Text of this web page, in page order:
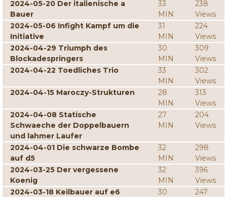
2024-05-20 Der italienische a
Bauer
33
MIN
238
Views
2024-05-06 Infight Kampf um die
Initiative
31
MIN
224
Views
2024-04-29 Triumph des
Blockadespringers
30
MIN
309
Views
2024-04-22 Toedliches Trio
33
MIN
302
Views
2024-04-15 Maroczy-Strukturen
28
MIN
313
Views
2024-04-08 Statische
Schwaeche der Doppelbauern
und lahmer Laufer
27
MIN
204
Views
2024-04-01 Die schwarze Bombe
auf d5
32
MIN
298
Views
2024-03-25 Der vergessene
Koenig
32
MIN
396
Views
2024-03-18 Keilbauer auf e6
30
247